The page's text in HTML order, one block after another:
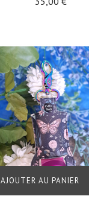
AJOUTER AU PANIER